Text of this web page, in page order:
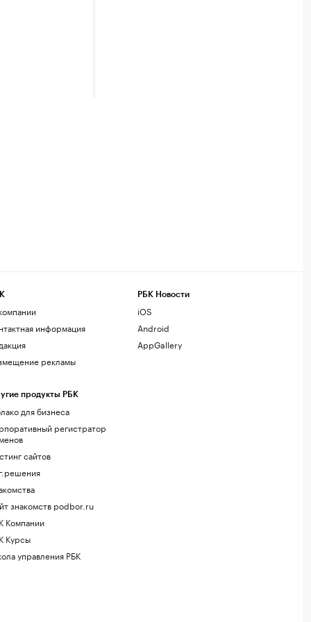
информация
рекламы
продукты РБК
для бизнеса
регистратор
сайтов
знакомств podbor.ru
Компании
Курсы
управления РБК
РБК Новости
iOS
Android
AppGallery